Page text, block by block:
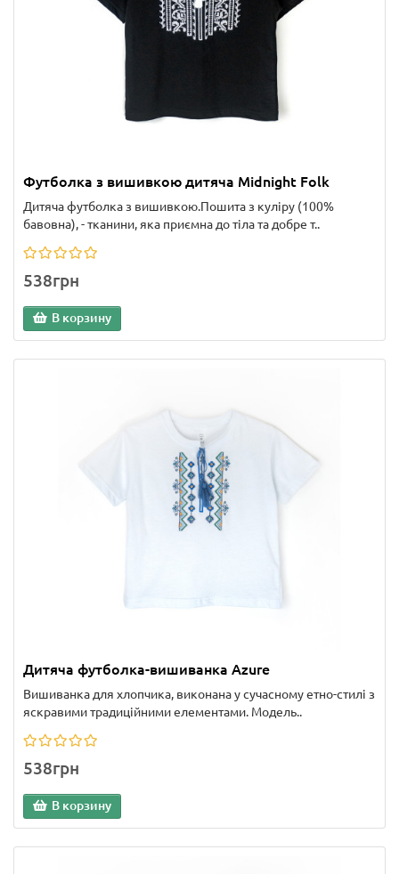
Футболка з вишивкою дитяча Midnight Folk
Дитяча футболка з вишивкою.Пошита з куліру (100%
бавовна), - тканини, яка приємна до тіла та добре т..
538грн
В корзину
Дитяча футболка-вишиванка Azure
Вишиванка для хлопчика, виконана у сучасному етно-стилі з
яскравими традиційними елементами. Модель..
538грн
В корзину